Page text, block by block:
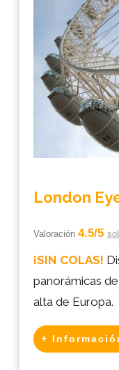
London
Valoración 4.5/5
¡SIN COLAS!
panorámicas
alta de Europa.
+